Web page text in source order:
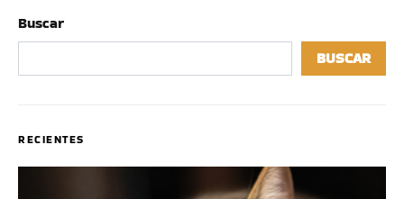
Buscar
BUSCAR
RECIENTES